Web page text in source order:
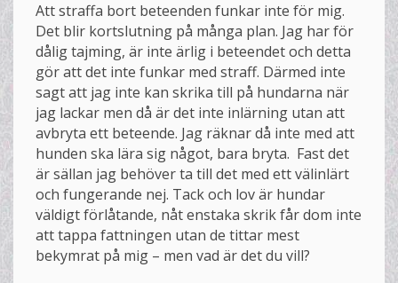
Att straffa bort beteenden funkar inte för mig.
Det blir kortslutning på många plan. Jag har för
dålig tajming, är inte ärlig i beteendet och detta
gör att det inte funkar med straff. Därmed inte
sagt att jag inte kan skrika till på hundarna när
jag lackar men då är det inte inlärning utan att
avbryta ett beteende. Jag räknar då inte med att
hunden ska lära sig något, bara bryta. Fast det
är sällan jag behöver ta till det med ett välinlärt
och fungerande nej. Tack och lov är hundar
väldigt förlåtande, nåt enstaka skrik får dom inte
att tappa fattningen utan de tittar mest
bekymrat på mig – men vad är det du vill?